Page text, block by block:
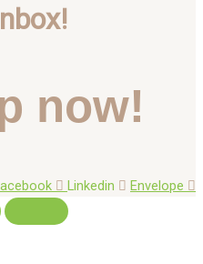
now!
Linkedin Envelope